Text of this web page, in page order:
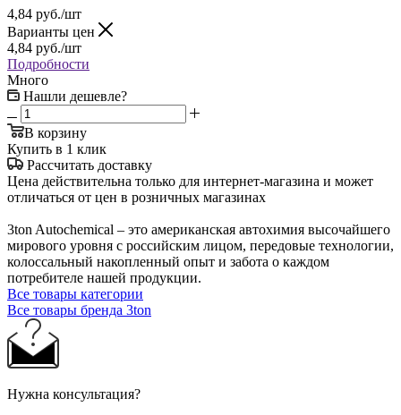
4,84 руб./шт
Варианты цен
4,84 руб./шт
Подробности
Много
Нашли дешевле?
В корзину
Купить в 1 клик
Рассчитать доставку
Цена действительна только для интернет-магазина и может
отличаться от цен в розничных магазинах
3ton Autochemical – это американская автохимия высочайшего
мирового уровня с российским лицом, передовые технологии,
колоссальный накопленный опыт и забота о каждом
потребителе нашей продукции.
Все товары категории
Все товары бренда 3ton
Нужна консультация?